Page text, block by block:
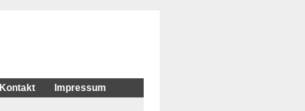
Kontakt
Impressum